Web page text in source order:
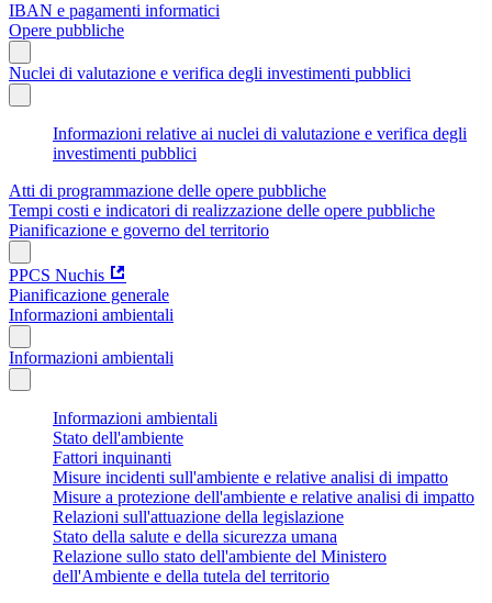
IBAN e pagamenti informatici
Opere pubbliche
Nuclei di valutazione e verifica degli investimenti pubblici
Informazioni relative ai nuclei di valutazione e verifica degli
investimenti pubblici
Atti di programmazione delle opere pubbliche
Tempi costi e indicatori di realizzazione delle opere pubbliche
Pianificazione e governo del territorio
PPCS Nuchis
Pianificazione generale
Informazioni ambientali
Informazioni ambientali
Informazioni ambientali
Stato dell'ambiente
Fattori inquinanti
Misure incidenti sull'ambiente e relative analisi di impatto
Misure a protezione dell'ambiente e relative analisi di impatto
Relazioni sull'attuazione della legislazione
Stato della salute e della sicurezza umana
Relazione sullo stato dell'ambiente del Ministero
dell'Ambiente e della tutela del territorio